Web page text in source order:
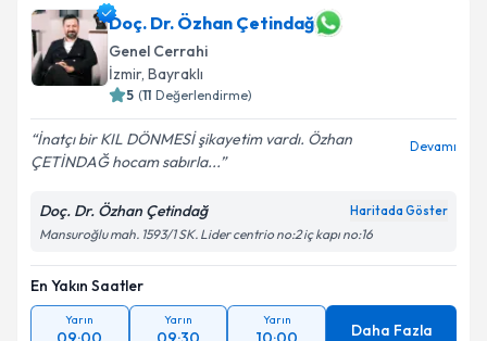
Doç. Dr. Özhan Çetindağ
Genel Cerrahi
İzmir, Bayraklı
5 (11 Değerlendirme)
İnatçı bir KIL DÖNMESİ şikayetim vardı. Özhan
ÇETİNDAĞ hocam sabırla...
Devamı
Doç. Dr. Özhan Çetindağ Haritada Göster
Mansuroğlu mah. 1593/1 SK. Lider centrio no:2 iç kapı no:16
En Yakın Saatler
Yarın Yarın Yarın
Daha Fazla